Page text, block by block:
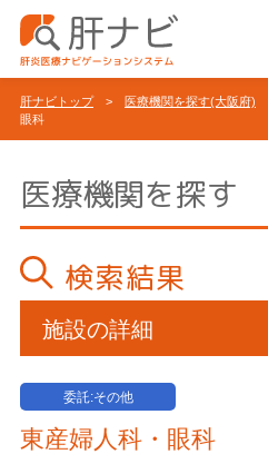
肝ナビトップ> 医療機関を探す(大阪府)
眼科
医療機関を探す
検索結果
施設の詳細
委託:その他
東産婦人科・眼科